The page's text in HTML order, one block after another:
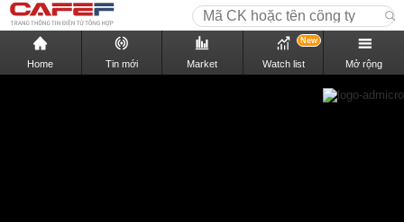
Home Tin mới Market Watch list
New
Mở rộng